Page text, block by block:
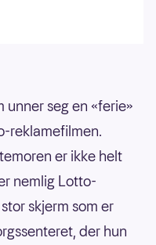
seg en «ferie»
reklamefilmen.
er ikke helt
nemlig Lotto-
skjerm som er
der hun